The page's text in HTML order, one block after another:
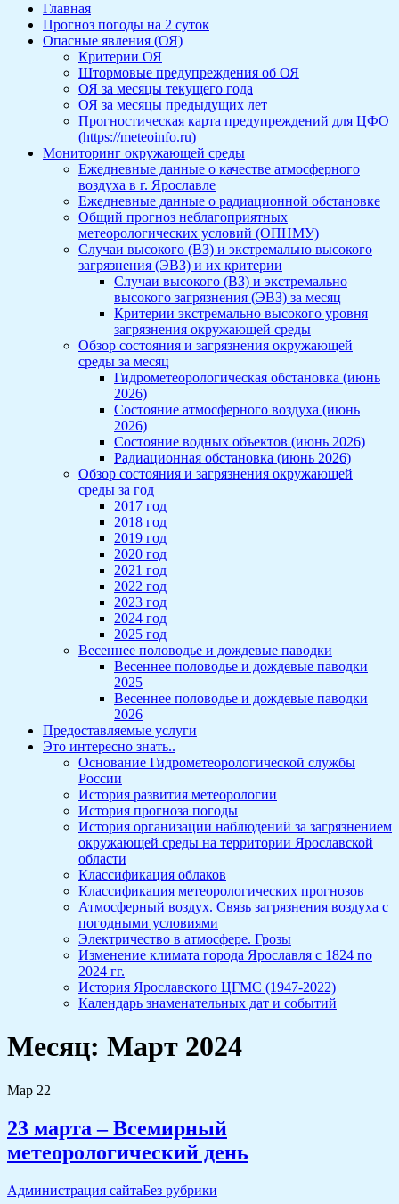
Главная
Прогноз погоды на 2 суток
Опасные явления (ОЯ)
Критерии ОЯ
Штормовые предупреждения об ОЯ
ОЯ за месяцы текущего года
ОЯ за месяцы предыдущих лет
Прогностическая карта предупреждений для ЦФО
(https://meteoinfo.ru)
Мониторинг окружающей среды
Ежедневные данные о качестве атмосферного
воздуха в г. Ярославле
Ежедневные данные о радиационной обстановке
Общий прогноз неблагоприятных
метеорологических условий (ОПНМУ)
Случаи высокого (ВЗ) и экстремально высокого
загрязнения (ЭВЗ) и их критерии
Случаи высокого (ВЗ) и экстремально
высокого загрязнения (ЭВЗ) за месяц
Критерии экстремально высокого уровня
загрязнения окружающей среды
Обзор состояния и загрязнения окружающей
среды за месяц
Гидрометеорологическая обстановка (июнь
2026)
Состояние атмосферного воздуха (июнь
2026)
Состояние водных объектов (июнь 2026)
Радиационная обстановка (июнь 2026)
Обзор состояния и загрязнения окружающей
среды за год
2017 год
2018 год
2019 год
2020 год
2021 год
2022 год
2023 год
2024 год
2025 год
Весеннее половодье и дождевые паводки
Весеннее половодье и дождевые паводки
2025
Весеннее половодье и дождевые паводки
2026
Предоставляемые услуги
Это интересно знать..
Основание Гидрометеорологической службы
России
История развития метеорологии
История прогноза погоды
История организации наблюдений за загрязнением
окружающей среды на территории Ярославской
области
Классификация облаков
Классификация метеорологических прогнозов
Атмосферный воздух. Связь загрязнения воздуха с
погодными условиями
Электричество в атмосфере. Грозы
Изменение климата города Ярославля с 1824 по
2024 гг.
История Ярославского ЦГМС (1947-2022)
Календарь знаменательных дат и событий
Месяц: Март 2024
Мар 22
23 марта – Всемирный
метеорологический день
Администрация сайтаБез рубрики